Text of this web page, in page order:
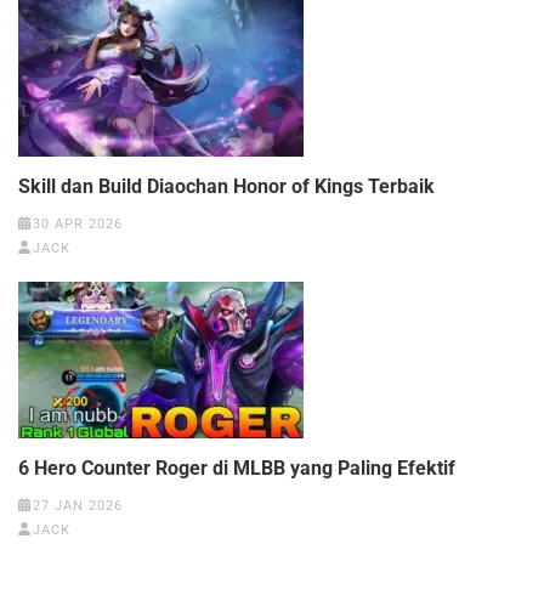
Skill dan Build Diaochan Honor of Kings Terbaik
30 APR 2026
JACK
6 Hero Counter Roger di MLBB yang Paling Efektif
27 JAN 2026
JACK